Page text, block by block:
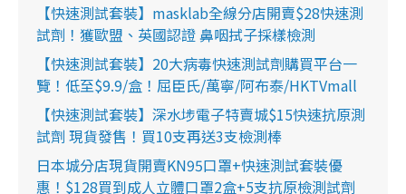
【快速測試套裝】masklab全線分店開賣$28快速測
試劑！獲歐盟、英國認證 鼻咽拭子採樣檢測
【快速測試套裝】20大病毒快速測試劑購買平台一
覽！低至$9.9/盒！屈臣氏/萬寧/阿布泰/HKTVmall
【快速測試套裝】深水埗電子特賣城$15快速抗原測
試劑 現貨發售！買10支再送3支檢測棒
日本城分店現貨開賣KN95口罩+快速測試套裝優
惠！$128買到成人立體口罩2盒+5支抗原檢測試劑